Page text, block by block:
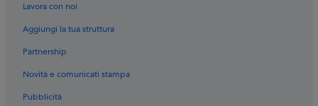
Angri: Case galleggianti
Angri: Campeggi
Angri: Appartamenti
Angri: Agriturismi
Lavora con noi
Aggiungi la tua struttura
Partnership
Novità e comunicati stampa
Pubblicità